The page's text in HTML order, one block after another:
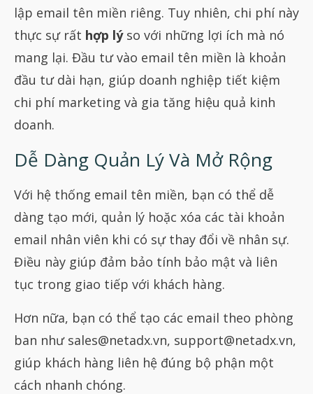
lập email tên miền riêng. Tuy nhiên, chi phí này
thực sự rất hợp lýso với những lợi ích mà nó
mang lại. Đầu tư vào email tên miền là khoản
đầu tư dài hạn, giúp doanh nghiệp tiết kiệm
chi phí marketing và gia tăng hiệu quả kinh
doanh.
Dễ Dàng Quản Lý Và Mở Rộng
Với hệ thống email tên miền, bạn có thể dễ
dàng tạo mới, quản lý hoặc xóa các tài khoản
email nhân viên khi có sự thay đổi về nhân sự.
Điều này giúp đảm bảo tính bảo mật và liên
tục trong giao tiếp với khách hàng.
Hơn nữa, bạn có thể tạo các email theo phòng
ban như sales@netadx.vn, support@netadx.vn,
giúp khách hàng liên hệ đúng bộ phận một
cách nhanh chóng.